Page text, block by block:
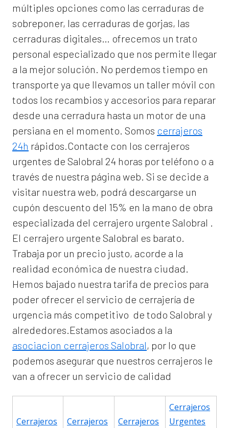
múltiples opciones como las cerraduras de
sobreponer, las cerraduras de gorjas, las
cerraduras digitales… ofrecemos un trato
personal especializado que nos permite llegar
a la mejor solución. No perdemos tiempo en
transporte ya que llevamos un taller móvil con
todos los recambios y accesorios para reparar
desde una cerradura hasta un motor de una
persiana en el momento. Somos cerrajeros
24h rápidos.Contacte con los cerrajeros
urgentes de Salobral 24 horas por teléfono o a
través de nuestra página web. Si se decide a
visitar nuestra web, podrá descargarse un
cupón descuento del 15% en la mano de obra
especializada del cerrajero urgente Salobral .
El cerrajero urgente Salobral es barato.
Trabaja por un precio justo, acorde a la
realidad económica de nuestra ciudad.
Hemos bajado nuestra tarifa de precios para
poder ofrecer el servicio de cerrajería de
urgencia más competitivo de todo Salobral y
alrededores.Estamos asociados a la
asociacion cerrajeros Salobral, por lo que
podemos asegurar que nuestros cerrajeros le
van a ofrecer un servicio de calidad
Cerrajeros
Cerrajeros
Cerrajeros
Cerrajeros
Urgentes